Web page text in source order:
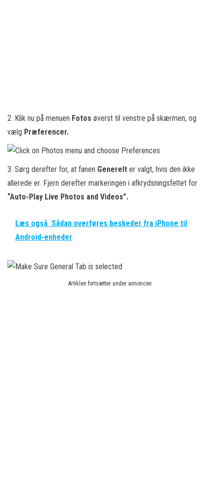
2. Klik nu på menuen Fotos øverst til venstre på skærmen, og
vælg Præferencer.
3. Sørg derefter for, at fanen Generelt er valgt, hvis den ikke
allerede er. Fjern derefter markeringen i afkrydsningsfeltet for
“Auto-Play Live Photos and Videos”.
Læs også Sådan overføres beskeder fra iPhone til
Android-enheder
Artiklen fortsætter under annoncen